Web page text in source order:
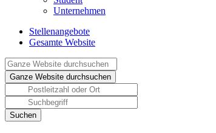
Unternehmen
Stellenangebote
Gesamte Website